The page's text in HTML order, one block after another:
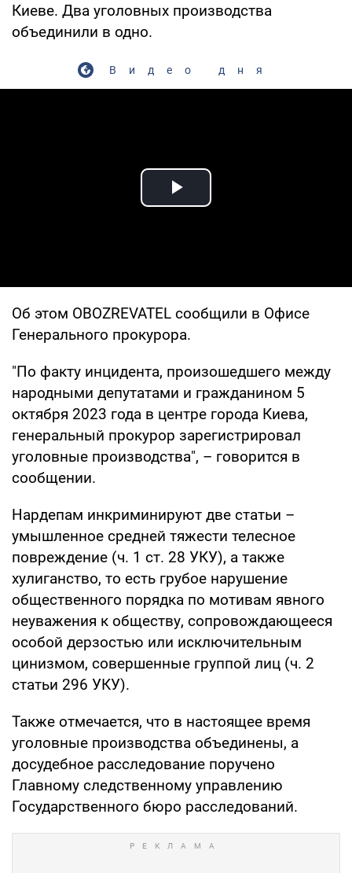
Киеве. Два уголовных производства
объединили в одно.
Видео дня
Play Video
Об этом OBOZREVATEL сообщили в Офисе
Генерального прокурора.
"По факту инцидента, произошедшего между
народными депутатами и гражданином 5
октября 2023 года в центре города Киева,
генеральный прокурор зарегистрировал
уголовные производства", – говорится в
сообщении.
Нардепам инкриминируют две статьи –
умышленное средней тяжести телесное
повреждение (ч. 1 ст. 28 УКУ), а также
хулиганство, то есть грубое нарушение
общественного порядка по мотивам явного
неуважения к обществу, сопровождающееся
особой дерзостью или исключительным
цинизмом, совершенные группой лиц (ч. 2
статьи 296 УКУ).
Также отмечается, что в настоящее время
уголовные производства объединены, а
досудебное расследование поручено
Главному следственному управлению
Государственного бюро расследований.